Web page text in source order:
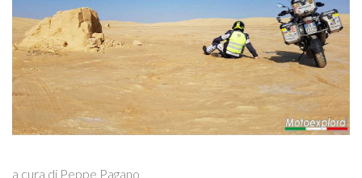
a cura di Peppe Pagano